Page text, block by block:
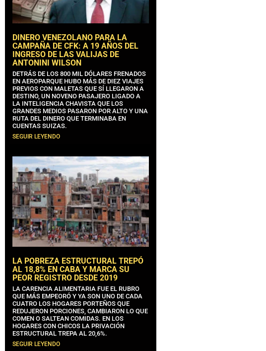
DINERO VENEZOLANO PARA LA
CAMPAÑA DE CFK: A 19 AÑOS DEL
INGRESO DE LAS VALIJAS DE
ANTONINI WILSON
DETRÁS DE LOS 800 MIL DÓLARES FRENADOS
EN AEROPARQUE HUBO MÁS DE DIEZ VIAJES
PREVIOS CON MALETAS QUE SÍ LLEGARON A
DESTINO, UN NOVENO PASAJERO LIGADO A
LA INTELIGENCIA CHAVISTA QUE LOS
GRANDES MEDIOS PASARON POR ALTO Y UNA
RUTA DEL DINERO QUE TERMINABA EN
CUENTAS SUIZAS.
SEGUIR LEYENDO
LA POBREZA ESTRUCTURAL TREPÓ
AL 18,8% EN CABA Y MARCA SU
PEOR REGISTRO DESDE 2019
LA CARENCIA ALIMENTARIA FUE EL RUBRO
QUE MÁS EMPEORÓ Y YA SON UNO DE CADA
CUATRO LOS HOGARES PORTEÑOS QUE
REDUJERON PORCIONES, CAMBIARON LO QUE
COMEN O SALTEAN COMIDAS. EN LOS
HOGARES CON CHICOS LA PRIVACIÓN
ESTRUCTURAL TREPA AL 20,6%.
SEGUIR LEYENDO